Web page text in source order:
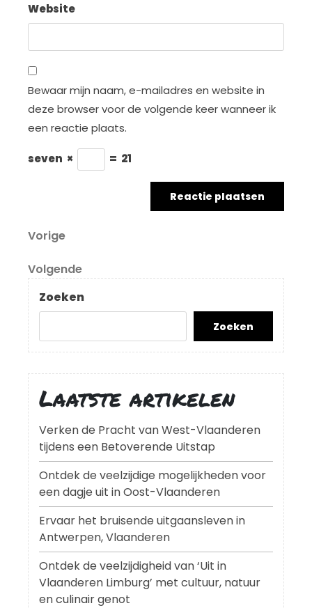
Website
Bewaar mijn naam, e-mailadres en website in
deze browser voor de volgende keer wanneer ik
een reactie plaats.
seven × = 21
Berichtnavigatie
Vorig
Vorige
Volgend
bericht
Volgende
Zoeken
Zoeken
Laatste artikelen
Verken de Pracht van West-Vlaanderen
tijdens een Betoverende Uitstap
Ontdek de veelzijdige mogelijkheden voor
een dagje uit in Oost-Vlaanderen
Ervaar het bruisende uitgaansleven in
Antwerpen, Vlaanderen
Ontdek de veelzijdigheid van ‘Uit in
Vlaanderen Limburg’ met cultuur, natuur
en culinair genot